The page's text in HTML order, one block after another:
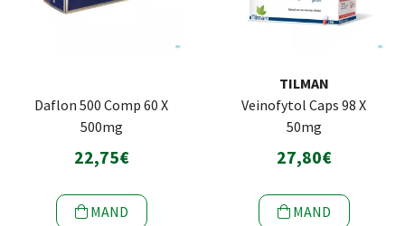
Daflon 500 Comp 60 X
500mg
22,75€
MAND
TILMAN
Veinofytol Caps 98 X
50mg
27,80€
MAND